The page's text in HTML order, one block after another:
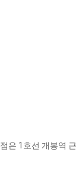
은 1호선 개봉역